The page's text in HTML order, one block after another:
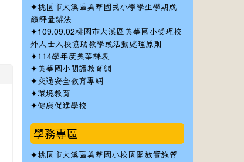
✦桃園市大溪區美華國民小學學生學期成
績評量辦法
✦109.09.02桃園市大溪區美華國小受理校
外人士入校協助教學或活動處理原則
✦114學年度美華課表
✦美華國小閱讀教育網
✦ 交通安全教育專網
✦環境教育
✦健康促進學校
學務專區
✦桃園市大溪區美華國小校園開放實施管